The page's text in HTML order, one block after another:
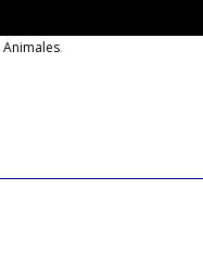
Animales.